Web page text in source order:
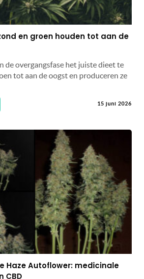
en groen houden tot aan de
de overgangsfase het juiste dieet te
tot aan de oogst en produceren ze
15 juni 2026
Haze Autoflower: medicinale
CBD